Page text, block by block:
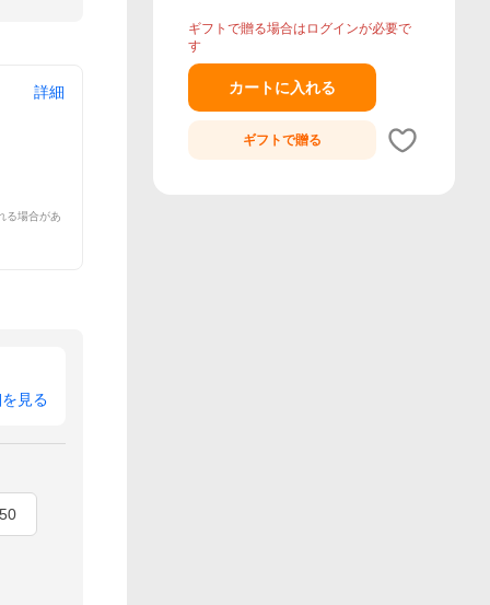
詳細
る場合があ
見る
ギフトで贈る場合はログインが必要で
す
カートに入れる
ギフトで贈る